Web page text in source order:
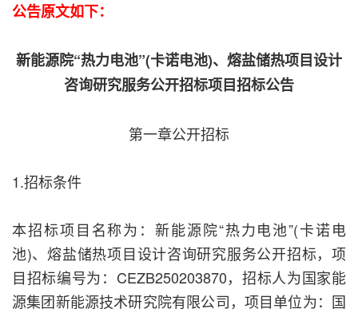
公告原文如下：
新能源院“热力电池”(卡诺电池)、熔盐储热项目设计
咨询研究服务公开招标项目招标公告
第一章公开招标
1.招标条件
本招标项目名称为：新能源院“热力电池”(卡诺电
池)、熔盐储热项目设计咨询研究服务公开招标，项
目招标编号为：CEZB250203870，招标人为国家能
源集团新能源技术研究院有限公司，项目单位为：国